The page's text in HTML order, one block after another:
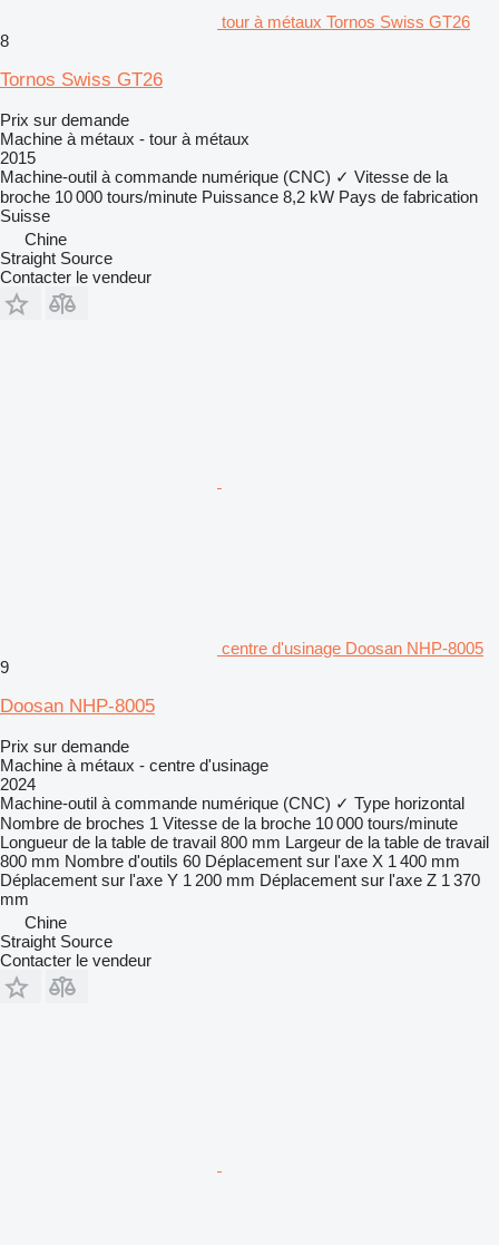
tour à métaux Tornos Swiss GT26
8
Tornos Swiss GT26
Prix sur demande
Machine à métaux - tour à métaux
2015
Machine-outil à commande numérique (CNC) ✓ Vitesse de la
broche 10 000 tours/minute Puissance 8,2 kW Pays de fabrication
Suisse
Chine
Straight Source
Contacter le vendeur
centre d'usinage Doosan NHP-8005
9
Doosan NHP-8005
Prix sur demande
Machine à métaux - centre d'usinage
2024
Machine-outil à commande numérique (CNC) ✓ Type horizontal
Nombre de broches 1 Vitesse de la broche 10 000 tours/minute
Longueur de la table de travail 800 mm Largeur de la table de travail
800 mm Nombre d'outils 60 Déplacement sur l'axe X 1 400 mm
Déplacement sur l'axe Y 1 200 mm Déplacement sur l'axe Z 1 370
mm
Chine
Straight Source
Contacter le vendeur